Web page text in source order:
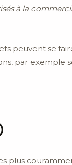
à la
peuvent se
par exemple
plus